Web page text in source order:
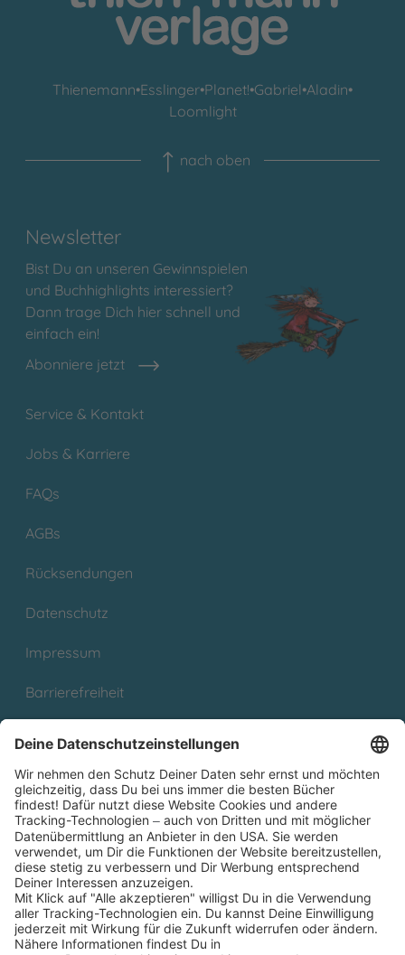
Thienemann•Esslinger•Planet!•Gabriel•Aladin•
Loomlight
nach oben
Newsletter
Bist Du an unseren Gewinnspielen
und Buchhighlights interessiert?
Dann trage Dich hier schnell und
einfach ein!
Abonniere jetzt
Service & Kontakt
Jobs & Karriere
FAQs
AGBs
Rücksendungen
Datenschutz
Impressum
Barrierefreiheit
Partnerprogramm (Affiliate)
Folge uns auf
* Versandkostenfrei ab 9,00 € Bestellwert innerhalb
Deutschlands